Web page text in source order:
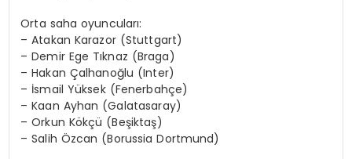
Orta saha oyuncuları:
– Atakan Karazor (Stuttgart)
– Demir Ege Tıknaz (Braga)
– Hakan Çalhanoğlu (Inter)
– İsmail Yüksek (Fenerbahçe)
– Kaan Ayhan (Galatasaray)
– Orkun Kökçü (Beşiktaş)
– Salih Özcan (Borussia Dortmund)